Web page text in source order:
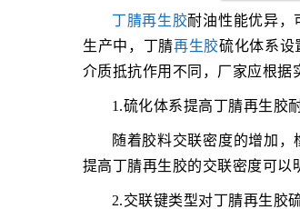
丁腈再生胶耐油性能优异，
生产中，丁腈再生胶硫化体系设
介质抵抗作用不同，厂家应根据
1.硫化体系提高丁腈再生胶
随着胶料交联密度的增加
提高丁腈再生胶的交联密度可以
2.交联键类型对丁腈再生胶